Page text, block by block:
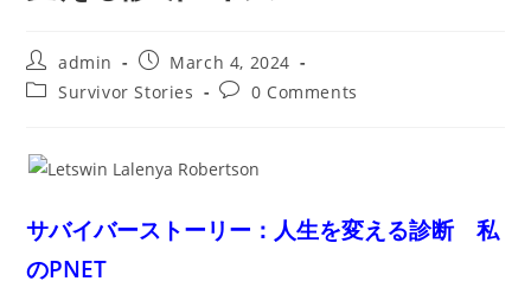
Post
author:
admin
Post
published:
March 4, 2024
PostSurvivor Stories
Post0 Comments
サバイバーストーリー：人生を変える診断 私
のPNET